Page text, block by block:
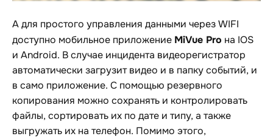
А для простого управления данными через WIFI
доступно мобильное приложение MiVue Pro на IOS
и Android. В случае инцидента видеорегистратор
автоматически загрузит видео и в папку событий, и
в само приложение. С помощью резервного
копирования можно сохранять и контролировать
файлы, сортировать их по дате и типу, а также
выгружать их на телефон. Помимо этого,